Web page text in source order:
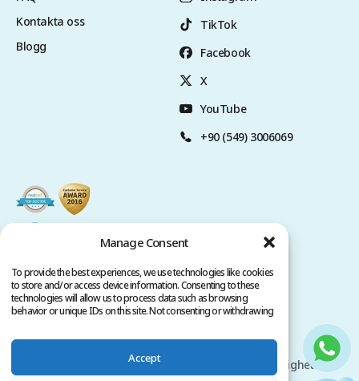
Manage Consent
To provide the best experiences, we use technologies like cookies
to store and/or access device information. Consenting to these
technologies will allow us to process data such as browsing
behavior or unique IDs on this site. Not consenting or withdrawing
Accept
Kontakta oss
Blogg
TikTok
Facebook
X
YouTube
+90 (549) 3006069
Sekretesspolicy
Användarvillkor
Upphovsrätt @ 2026 www.clinicana.com. Alla rättigheter